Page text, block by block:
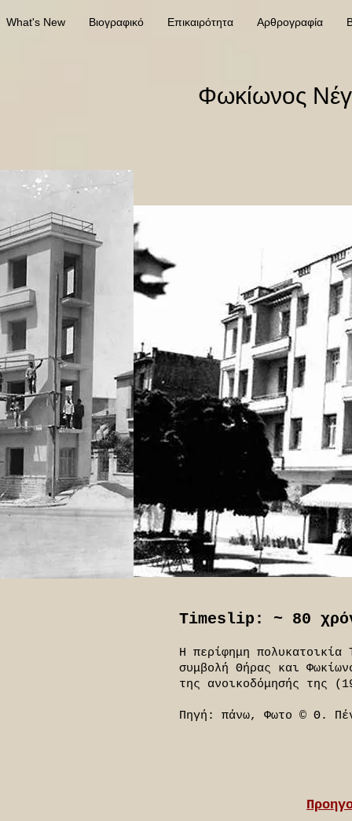
What's New Βιογραφικό Επικαιρότητα Αρθρογραφία
Φωκίωνος
Timeslip: ~ 80
Η περίφημη
συμβολή Θήρας και
της ανοικοδόμησής της
Πηγή: πάνω, Φωτο © Θ.